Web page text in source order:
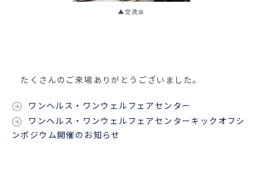
▲交流会
たくさんのご来場ありがとうございました。
ワンヘルス・ワンウェルフェアセンター
ワンヘルス・ワンウェルフェアセンターキックオフシ
ンポジウム開催のお知らせ